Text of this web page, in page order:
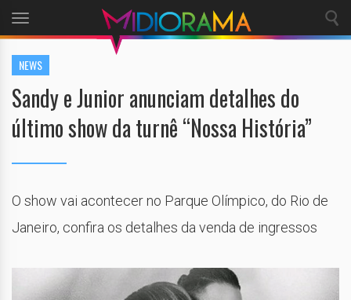
Toggle
navigation
NEWS
Sandy e Junior anunciam detalhes do
último show da turnê “Nossa História”
O show vai acontecer no Parque Olímpico, do Rio de
Janeiro, confira os detalhes da venda de ingressos